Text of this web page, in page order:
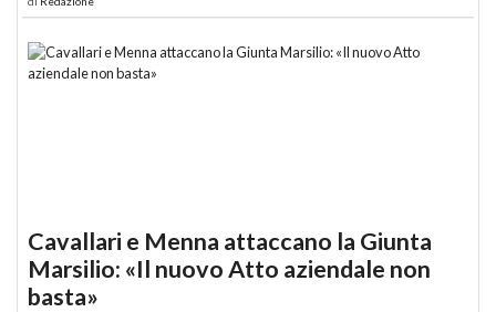
Cavallari e Menna attaccano la Giunta
Marsilio: «Il nuovo Atto aziendale non
basta»